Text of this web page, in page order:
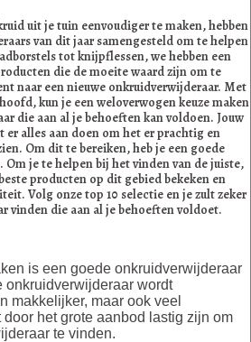
uit je tuin eenvoudiger te maken, hebben
van dit jaar samengesteld om te helpen
tot knijpflessen, we hebben een
die de moeite waard zijn om te
naar een nieuwe onkruidverwijderaar. Met
kun je een weloverwogen keuze maken
die aan al je behoeften kan voldoen. Jouw
alles aan doen om het er prachtig en
Om dit te bereiken, heb je een goede
je te helpen bij het vinden van de juiste,
producten op dit gebied bekeken en
Volg onze top 10 selectie en je zult zeker
vinden die aan al je behoeften voldoet.
is een goede onkruidverwijderaar
onkruidverwijderaar wordt
makkelijker, maar ook veel
door het grote aanbod lastig zijn om
te vinden.